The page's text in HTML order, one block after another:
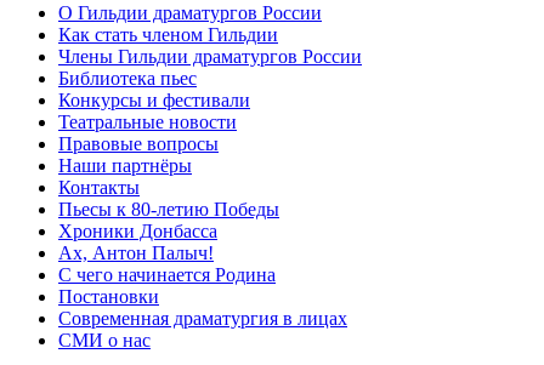
О Гильдии драматургов России
Как стать членом Гильдии
Члены Гильдии драматургов России
Библиотека пьес
Конкурсы и фестивали
Театральные новости
Правовые вопросы
Наши партнёры
Контакты
Пьесы к 80-летию Победы
Хроники Донбасса
Ах, Антон Палыч!
С чего начинается Родина
Постановки
Современная драматургия в лицах
СМИ о нас